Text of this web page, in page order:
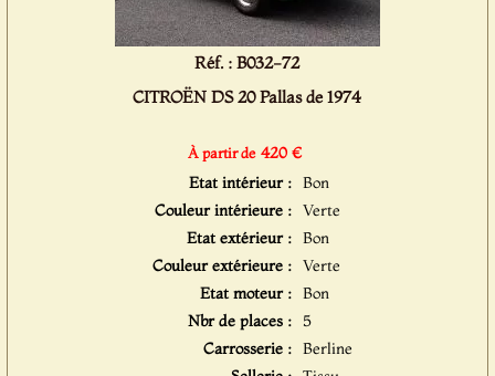
Réf. : B032-72
CITROËN DS 20 Pallas de 1974
À partir de 420 €
Etat intérieur : Bon
Couleur intérieure : Verte
Etat extérieur : Bon
Couleur extérieure : Verte
Etat moteur : Bon
Nbr de places : 5
Carrosserie : Berline